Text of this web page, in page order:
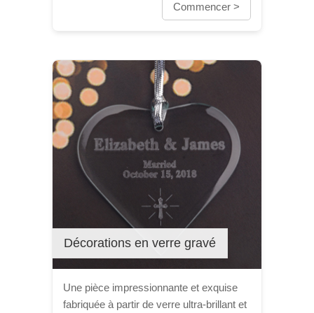
Commencer >
Décorations en verre gravé
Une pièce impressionnante et exquise
fabriquée à partir de verre ultra-brillant et